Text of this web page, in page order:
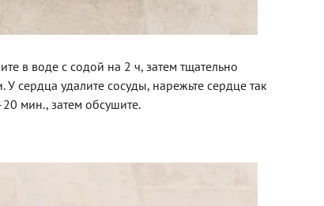
в воде с содой на 2 ч, затем тщательно
сердца удалите сосуды, нарежьте сердце так
мин., затем обсушите.